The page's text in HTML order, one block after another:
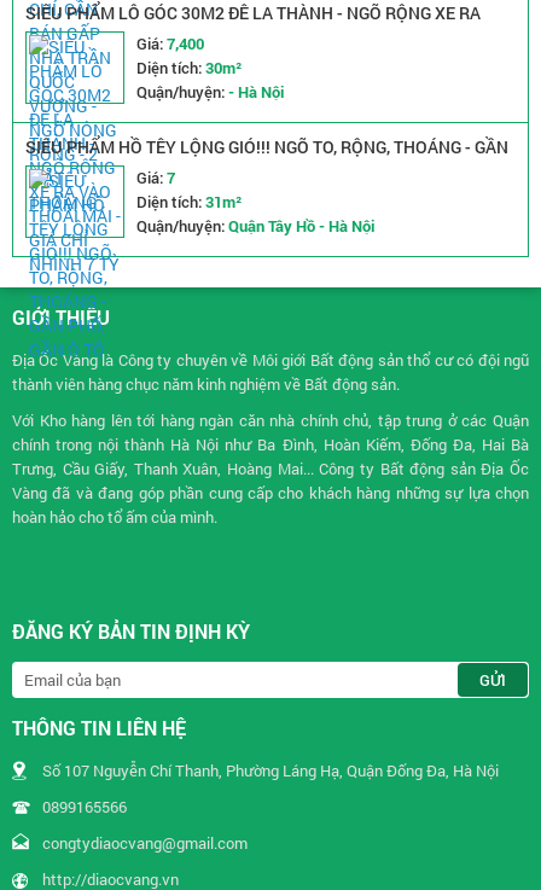
SIÊU PHẨM LÔ GÓC 30M2 ĐÊ LA THÀNH - NGÕ RỘNG XE RA
VÀO THOẢI MÁI - GIÁ CHỈ NHỈNH 7 TỶ
Giá:7,400
Diện tích:30m²
Quận/huyện:- Hà Nội
SIÊU PHẨM HỒ TÊY LỘNG GIÓ!!! NGÕ TO, RỘNG, THOÁNG - GẦN
PHỐ, GẦN Ô TÔGiá:7
Diện tích:31m²
Quận/huyện:Quận Tây Hồ - Hà Nội
GIỚI THIỆU
Địa Ốc Vàng là Công ty chuyên về Môi giới Bất động sảnthổ cư có đội ngũ
thành viên hàng chục năm kinh nghiệm về Bất động sản.
Với Kho hàng lên tới hàng ngàn căn nhà chính chủ, tập trung ở các Quận
chính trong nội thành Hà Nội như Ba Đình, Hoàn Kiếm, Đống Đa, Hai Bà
Trưng, Cầu Giấy, Thanh Xuân, Hoàng Mai... Công ty Bất động sản Địa Ốc
Vàng đã và đang góp phần cung cấp cho khách hàng những sự lựa chọn
hoàn hảo cho tổ ấm của mình.
ĐĂNG KÝ BẢN TIN ĐỊNH KỲ
THÔNG TIN LIÊN HỆ
Số 107 Nguyễn Chí Thanh, Phường Láng Hạ, Quận Đống Đa, Hà Nội
0899165566
congtydiaocvang@gmail.com
http://diaocvang.vn